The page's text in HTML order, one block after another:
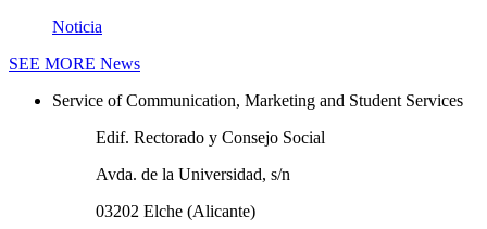
Noticia
SEE MORE News
Service of Communication, Marketing and Student Services
Edif. Rectorado y Consejo Social
Avda. de la Universidad, s/n
03202 Elche (Alicante)